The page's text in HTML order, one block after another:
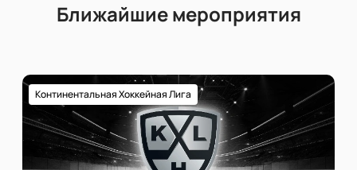
Ближайшие мероприятия
Континентальная Хоккейная Лига